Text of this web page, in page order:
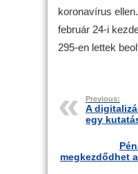
koronavírus
február 24-i
295-en lettek
Previous:
A
egy
megkezdődhet